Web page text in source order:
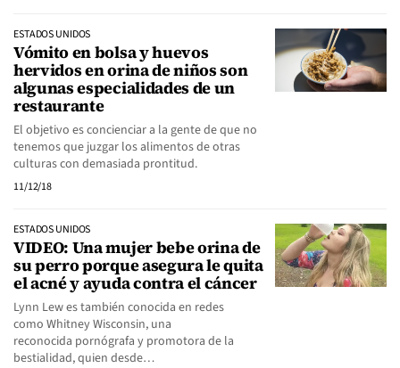
ESTADOS UNIDOS
Vómito en bolsa y huevos
hervidos en orina de niños son
algunas especialidades de un
restaurante
El objetivo es concienciar a la gente de que no
tenemos que juzgar los alimentos de otras
culturas con demasiada prontitud.
11/12/18
ESTADOS UNIDOS
VIDEO: Una mujer bebe orina de
su perro porque asegura le quita
el acné y ayuda contra el cáncer
Lynn Lew es también conocida en redes
como Whitney Wisconsin, una
reconocida pornógrafa y promotora de la
bestialidad, quien desde…